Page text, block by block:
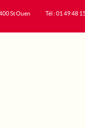
St Ouen
Tél : 01 49 48